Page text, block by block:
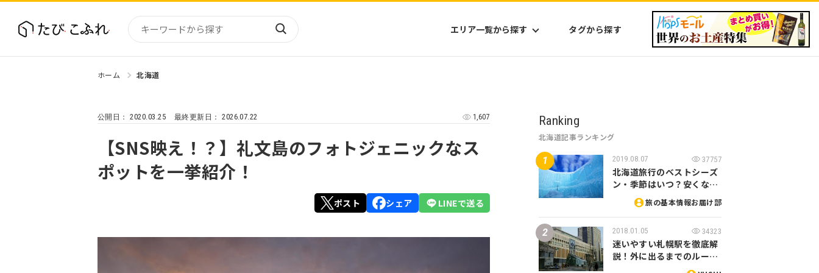
エリア一覧から探す タグから探す
東北
関東
中部・北陸
近畿
四国
九州
沖縄
アジア
北米
中南米
ハワイ
ミクロネシア
オセアニア
ホーム 北海道
公開日：2020.03.25 最終更新日：2026.07.22 1,607
【SNS映え！？】礼文島のフォトジェニックなス
ポットを一挙紹介！
ポスト シェア LINEで送る
Ranking
北海道記事ランキング
2019.08.07 37757
北海道旅行のベストシーズ
ン・季節はいつ？安くな…
旅の基本情報お届け部
2018.01.05 34323
迷いやすい札幌駅を徹底解
説！外に出るまでのルー…